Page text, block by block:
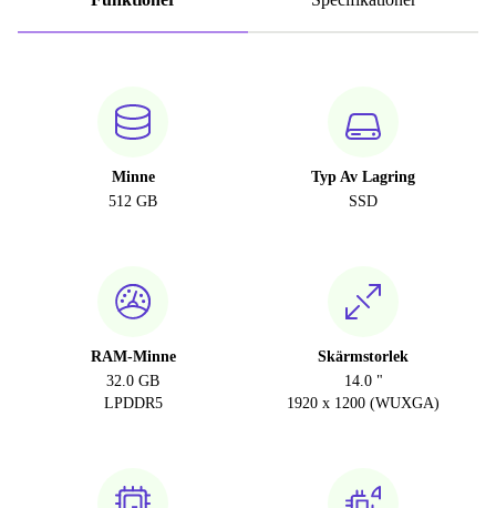
Minne
512 GB
Typ Av Lagring
SSD
RAM-Minne
32.0 GB
LPDDR5
Skärmstorlek
14.0 "
1920 x 1200 (WUXGA)